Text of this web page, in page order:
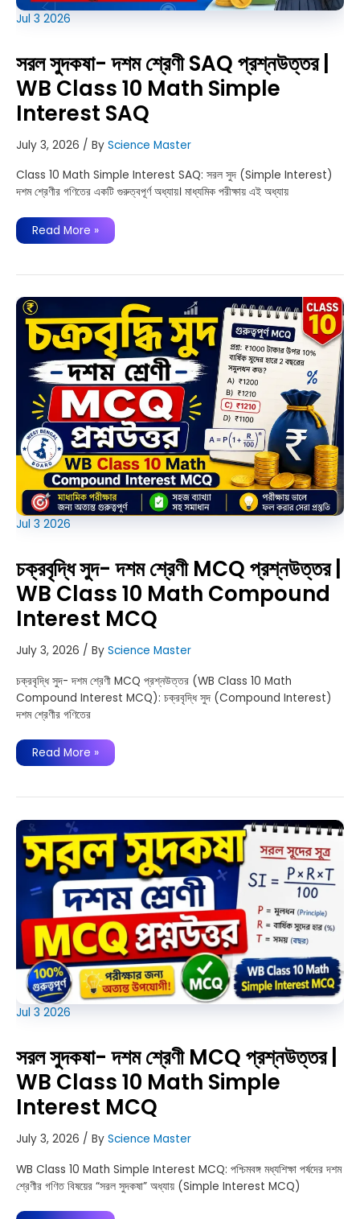
Jul 3 2026
সরল সুদকষা- দশম শ্রেণী SAQ প্রশ্নউত্তর |
WB Class 10 Math Simple
Interest SAQ
July 3, 2026 / By Science Master
Class 10 Math Simple Interest SAQ: সরল সুদ (Simple Interest)
দশম শ্রেণীর গণিতের একটি গুরুত্বপূর্ণ অধ্যায়। মাধ্যমিক পরীক্ষায় এই অধ্যায়
সরল
SAQ
WB
Class
10
Math
Simple
Interest
SAQ
Read More »
Jul 3 2026
চক্রবৃদ্ধি সুদ- দশম শ্রেণী MCQ প্রশ্নউত্তর |
WB Class 10 Math Compound
Interest MCQ
July 3, 2026 / By Science Master
চক্রবৃদ্ধি সুদ- দশম শ্রেণী MCQ প্রশ্নউত্তর (WB Class 10 Math
Compound Interest MCQ): চক্রবৃদ্ধি সুদ (Compound Interest)
দশম শ্রেণীর গণিতের
চক্রবৃদ্ধি
সুদ-
MCQ
WB
Class
10
Math
Compound
Interest
MCQ
Read More »
Jul 3 2026
সরল সুদকষা- দশম শ্রেণী MCQ প্রশ্নউত্তর |
WB Class 10 Math Simple
Interest MCQ
July 3, 2026 / By Science Master
WB Class 10 Math Simple Interest MCQ: পশ্চিমবঙ্গ মধ্যশিক্ষা পর্ষদের দশম
শ্রেণীর গণিত বিষয়ের “সরল সুদকষা” অধ্যায় (Simple Interest MCQ)